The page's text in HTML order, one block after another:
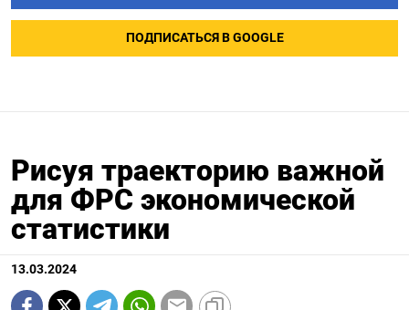
ПОДПИСАТЬСЯ В GOOGLE
Рисуя траекторию важной
для ФРС экономической
статистики
13.03.2024